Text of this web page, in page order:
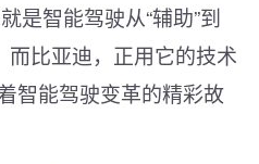
是智能驾驶从“辅助”到
而比亚迪，正用它的技术
智能驾驶变革的精彩故